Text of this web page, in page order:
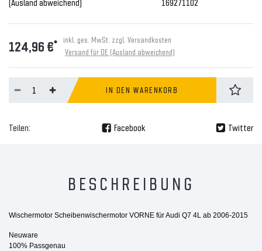
124,96 €* inkl. ges. MwSt. zzgl. Versandkosten
Versand für DE (Ausland abweichend)
IN DEN WARENKORB
Teilen: Facebook Twitter
BESCHREIBUNG
Wischermotor Scheibenwischermotor VORNE für Audi Q7 4L ab 2006-2015
Neuware
100% Passgenau